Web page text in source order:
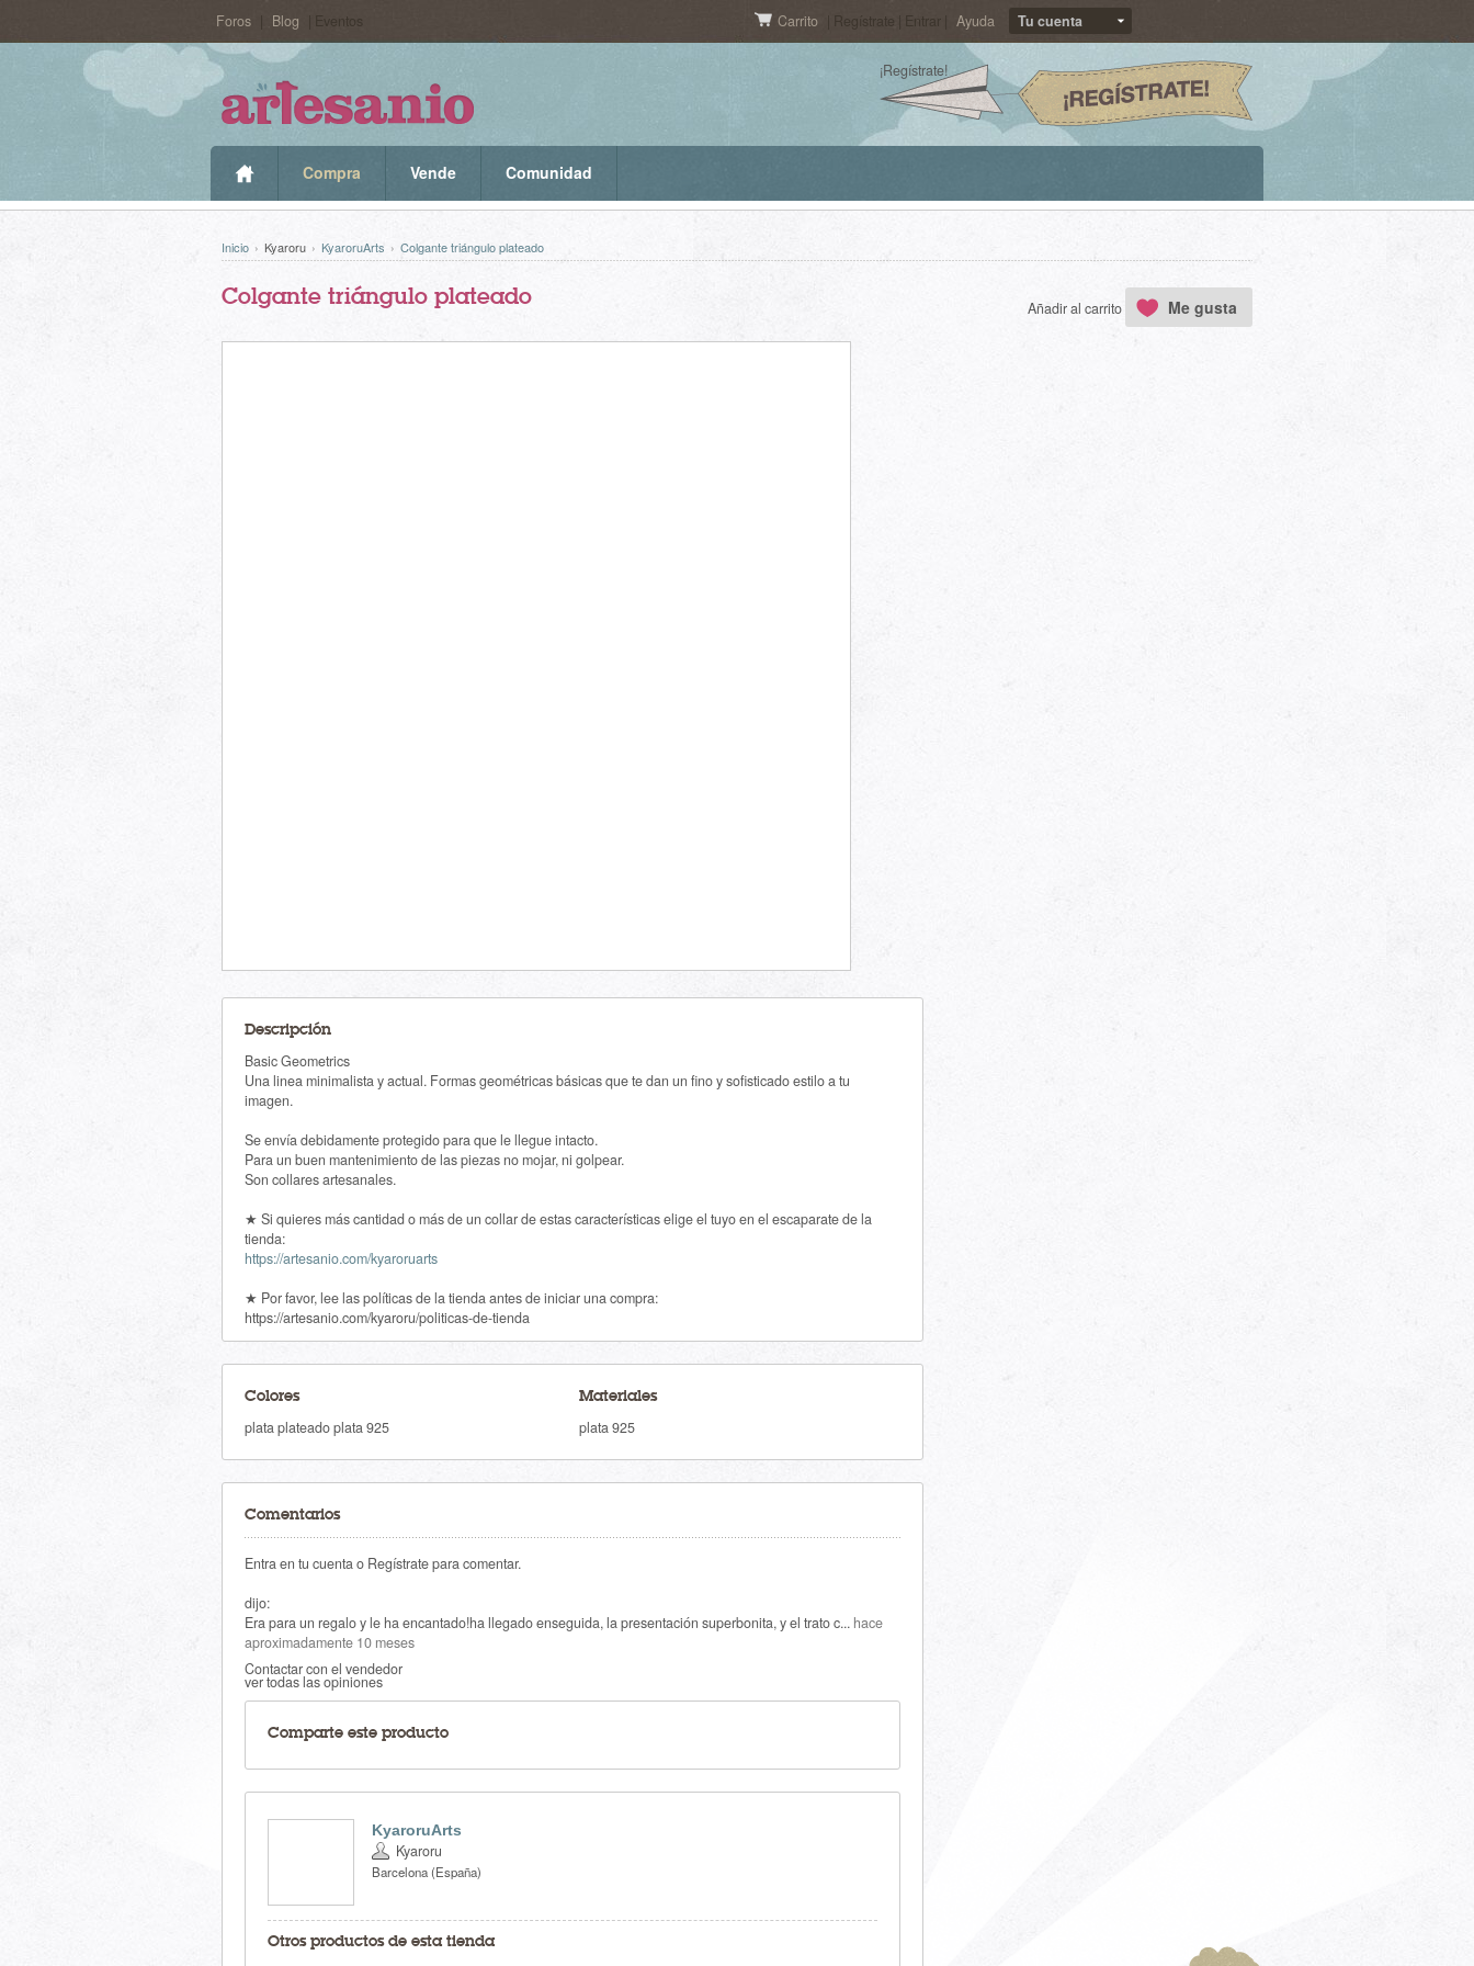
Tu cuenta
Foros Blog | Eventos Carrito | Regístrate | Entrar | Ayuda
¡Regístrate!
Compra Vende Comunidad
Inicio › Kyaroru › KyaroruArts › Colgante triángulo plateado
Colgante triángulo plateado Añadir al carrito Me gusta
Descripción
Basic Geometrics
Una linea minimalista y actual. Formas geométricas básicas que te dan un fino y sofisticado estilo a tu
imagen.
Se envía debidamente protegido para que le llegue intacto.
Para un buen mantenimiento de las piezas no mojar, ni golpear.
Son collares artesanales.
★ Si quieres más cantidad o más de un collar de estas características elige el tuyo en el escaparate de la
tienda:
https://artesanio.com/kyaroruarts
★ Por favor, lee las políticas de la tienda antes de iniciar una compra:
https://artesanio.com/kyaroru/politicas-de-tienda
Colores
plata plateado plata 925
Materiales
plata 925
Comentarios
Entra en tu cuenta o Regístrate para comentar.
dijo:
Era para un regalo y le ha encantado!ha llegado enseguida, la presentación superbonita, y el trato c... hace
aproximadamente 10 meses
ver todas las opiniones
Contactar con el vendedor
Comparte este producto
KyaroruArts
Kyaroru
Barcelona (España)
Otros productos de esta tienda